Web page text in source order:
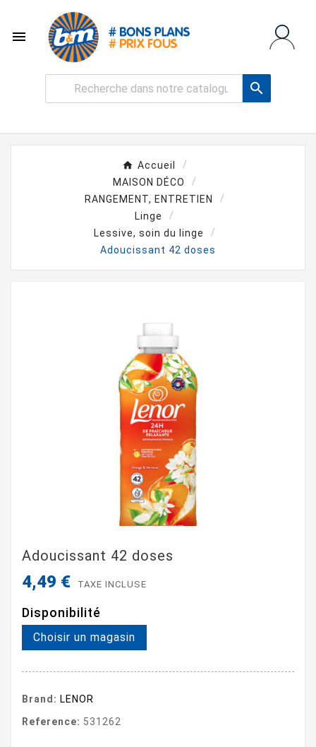


Accueil
MAISON DÉCO
RANGEMENT, ENTRETIEN
Linge
Lessive, soin du linge
Adoucissant 42 doses
Adoucissant 42 doses
4,49 € TAXE INCLUSE
Disponibilité
Choisir un magasin
Brand: LENOR
Reference: 531262